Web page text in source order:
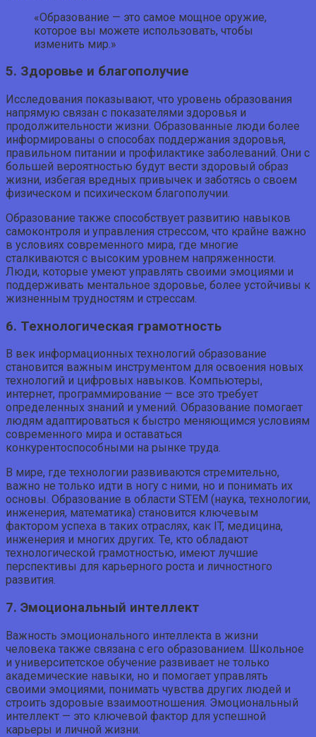
«Образование — это самое мощное оружие,
которое вы можете использовать, чтобы
изменить мир.»
5. Здоровье и благополучие
Исследования показывают, что уровень образования
напрямую связан с показателями здоровья и
продолжительности жизни. Образованные люди более
информированы о способах поддержания здоровья,
правильном питании и профилактике заболеваний. Они с
большей вероятностью будут вести здоровый образ
жизни, избегая вредных привычек и заботясь о своем
физическом и психическом благополучии.
Образование также способствует развитию навыков
самоконтроля и управления стрессом, что крайне важно
в условиях современного мира, где многие
сталкиваются с высоким уровнем напряженности.
Люди, которые умеют управлять своими эмоциями и
поддерживать ментальное здоровье, более устойчивы к
жизненным трудностям и стрессам.
6. Технологическая грамотность
В век информационных технологий образование
становится важным инструментом для освоения новых
технологий и цифровых навыков. Компьютеры,
интернет, программирование — все это требует
определенных знаний и умений. Образование помогает
людям адаптироваться к быстро меняющимся условиям
современного мира и оставаться
конкурентоспособными на рынке труда.
В мире, где технологии развиваются стремительно,
важно не только идти в ногу с ними, но и понимать их
основы. Образование в области STEM (наука, технологии,
инженерия, математика) становится ключевым
фактором успеха в таких отраслях, как IT, медицина,
инженерия и многих других. Те, кто обладают
технологической грамотностью, имеют лучшие
перспективы для карьерного роста и личностного
развития.
7. Эмоциональный интеллект
Важность эмоционального интеллекта в жизни
человека также связана с его образованием. Школьное
и университетское обучение развивает не только
академические навыки, но и помогает управлять
своими эмоциями, понимать чувства других людей и
строить здоровые взаимоотношения. Эмоциональный
интеллект — это ключевой фактор для успешной
карьеры и личной жизни.